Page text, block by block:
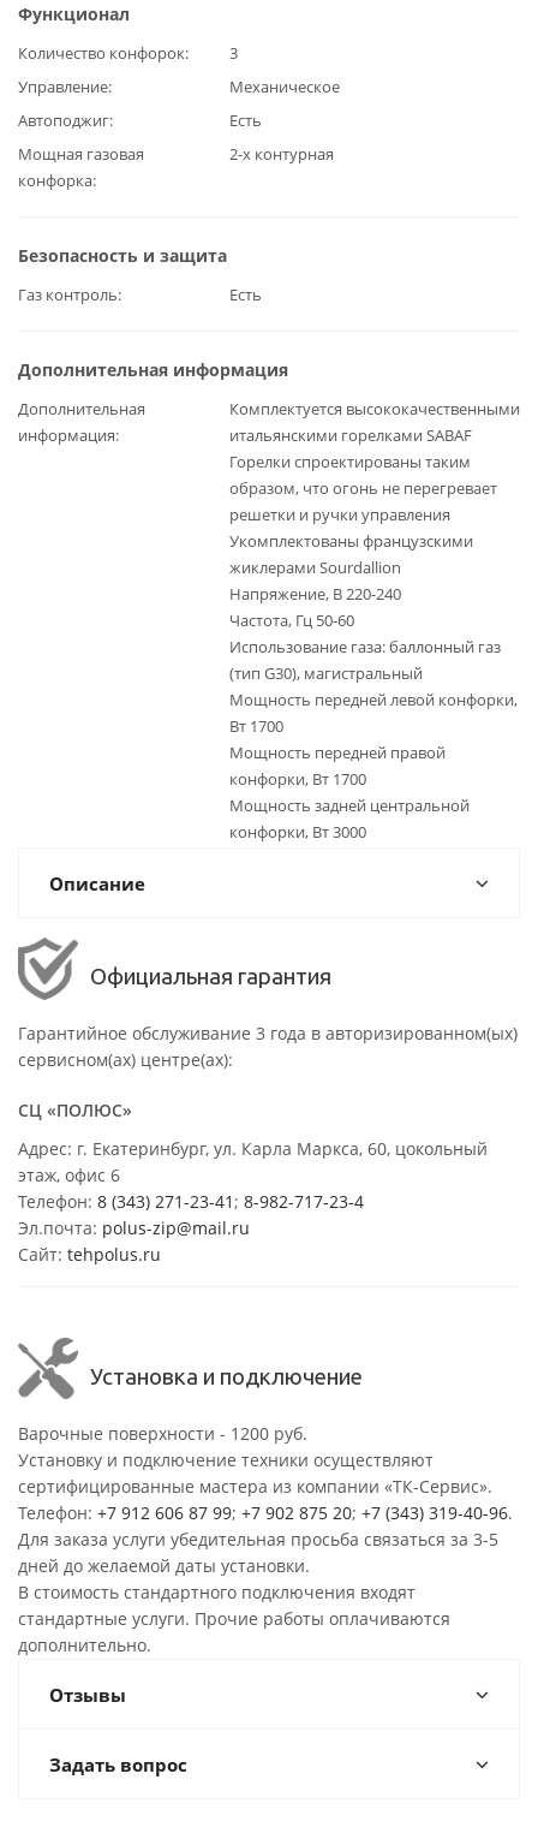
Функционал
Количество конфорок
3
Управление
Механическое
Автоподжиг
Есть
Мощная газовая
конфорка
2-х контурная
Безопасность и защита
Газ контроль Есть
Дополнительная информация
Дополнительная
информация
Комплектуется высококачественными
итальянскими горелками SABAF
Горелки спроектированы таким
образом, что огонь не перегревает
решетки и ручки управления
Укомплектованы французскими
жиклерами Sourdallion
Напряжение, В 220-240
Частота, Гц 50-60
Использование газа: баллонный газ
(тип G30), магистральный
Мощность передней левой конфорки,
Вт 1700
Мощность передней правой
конфорки, Вт 1700
Мощность задней центральной
конфорки, Вт 3000
Описание
Официальная гарантия
Гарантийное обслуживание 3 года в авторизированном(ых)
сервисном(ах) центре(ах):
СЦ «ПОЛЮС»
Адрес: г. Екатеринбург, ул. Карла Маркса, 60, цокольный
этаж, офис 6
Телефон: 8 (343) 271-23-41 ; 8-982-717-23-4
Эл.почта: polus-zip@mail.ru
Сайт: tehpolus.ru
Установка и подключение
Варочные поверхности - 1200 руб.
Установку и подключение техники осуществляют
сертифицированные мастера из компании «ТК-Сервис».
Телефон: +7 912 606 87 99; +7 902 875 20; +7 (343) 319-40-96.
Для заказа услуги убедительная просьба связаться за 3-5
дней до желаемой даты установки.
В стоимость стандартного подключения входят
стандартные услуги. Прочие работы оплачиваются
дополнительно.
Отзывы
Задать вопрос